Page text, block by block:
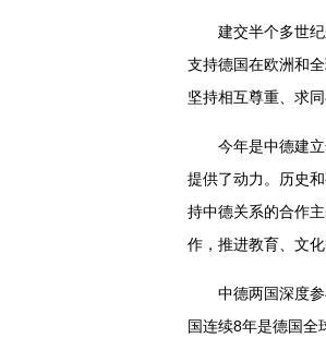
建交半个多世
支持德国在欧洲和
坚持相互尊重、求
今年是中德建
提供了动力。历史
持中德关系的合作
作，推进教育、文
中德两国深度
国连续8年是德国全